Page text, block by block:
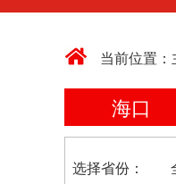
当前位置：
海口
选择省份：